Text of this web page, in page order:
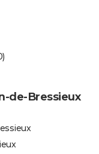
de-Bressieux